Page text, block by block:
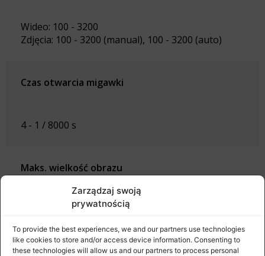
Zarządzaj swoją
prywatnością
To provide the best experiences, we and our partners use technologies
like cookies to store and/or access device information. Consenting to
these technologies will allow us and our partners to process personal
Wideo: 100 - 3200
Zdjęcia: 100 - 3200 (manual), 100 - 3200 (auto)
Czas otwarcia migawki
4 - 1 / 8000 s
Maks. wielkość obrazu
4:3 - 4000×3000
16:9 - 4000×2250